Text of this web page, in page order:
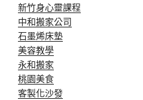
新竹身心靈課程
中和搬家公司
石墨烯床墊
美容教學
永和搬家
桃園美食
客製化沙發